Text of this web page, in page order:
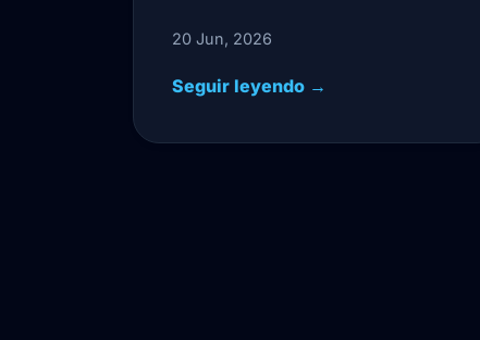
20 Jun, 2026
Seguir leyendo →